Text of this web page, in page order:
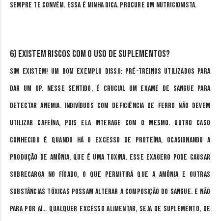
sempre te convém. Essa é minha dica. Procure um nutricionista.
6) Existem riscos com o uso de suplementos?
Sim existem! Um bom exemplo disso: pré-treinos utilizados para
dar um UP. Nesse sentido, é crucial um exame de sangue para
detectar anemia. Indivíduos com deficiência de ferro não devem
utilizar cafeína, pois ela interage com o mesmo. Outro caso
conhecido é quando há o excesso de proteína, ocasionando a
produção de amônia, que é uma toxina. Esse exagero pode causar
sobrecarga no fígado, o que permitirá que a amônia e outras
substâncias tóxicas possam alterar a composição do sangue. E não
para por aí… qualquer excesso alimentar, seja de suplemento, de